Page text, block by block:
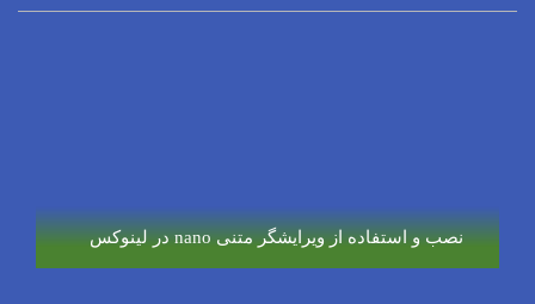
نصب و استفاده از ویرایشگر متنی nano در لینوکس